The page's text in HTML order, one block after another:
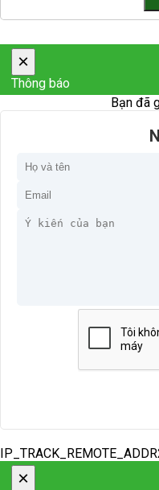
×
Thông báo
Bạn đã
×